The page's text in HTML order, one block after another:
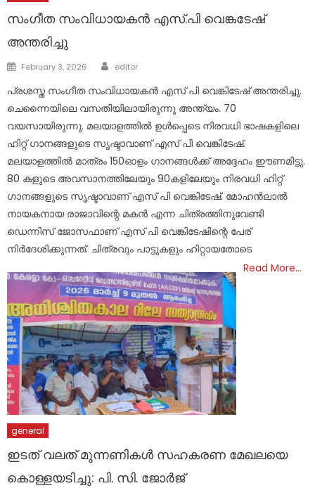
സംഗീത സംവിധായകൻ എസ്.പി വെങ്കടേഷ്
അന്തരിച്ചു
Posted
February 3, 2026 Author
editor
പ്രശസ്ത സംഗീത സംവിധായകന്‍ എസ് പി വെങ്കിടേഷ് അന്തരിച്ചു.
ചെന്നൈയിലെ വസതിയിലായിരുന്നു അന്ത്യം. 70
വയസായിരുന്നു. മലയാളത്തില്‍ ഉള്‍പ്പെടെ നിരവധി ഭാഷകളിലെ
ഹിറ്റ് ഗാനങ്ങളുടെ സൃഷ്ടാവാണ് എസ് പി വെങ്കിടേഷ്.
മലയാളത്തില്‍ മാത്രം 150ഓളം ഗാനങ്ങള്‍ക്ക് അദ്ദേഹം ഈണമിട്ടു.
80 കളുടെ അവസാനത്തിലേയും 90കളിലേയും നിരവധി ഹിറ്റ്
ഗാനങ്ങളുടെ സൃഷ്ടാവാണ് എസ് പി വെങ്കിടേഷ്. മോഹന്‍ലാല്‍
നായകനായ രാജാവിന്റെ മകന്‍ എന്ന ചിത്രത്തിനുവേണ്ടി
ഡെന്നിസ് ജോസഫാണ് എസ് പി വെങ്കിടേഷിന്റെ പേര്
നിര്‍ദേശിക്കുന്നത്. ചിത്രവും പാട്ടുകളും ഹിറ്റായതോടെ
Read More…
general
ഇടത് വലത് മുന്നണികൾ സഹകരണ മേഖലയെ
കൊള്ളയടിച്ചു: പി. സി. ജോർജ്